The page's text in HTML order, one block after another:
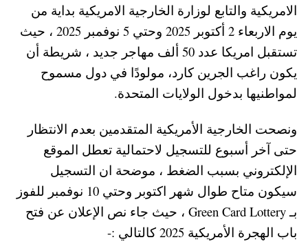
الامريكية والتابع لوزارة الخارجية الامريكية بداية من
يوم الاربعاء 2 أكتوبر 2025 وحتي 5 نوفمبر 2025 ، حيث
تستقبل امريكا عدد 50 ألف مهاجر جديد ، شريطة أن
يكون راغب الجرين كارد، مولودًا في دول مسموح
لمواطنيها بدخول الولايات المتحدة.
ونصحت الخارجية الأمريكية المتقدمين بعدم الانتظار
حتى آخر أسبوع للتسجيل لاحتمالية تعطل الموقع
الإلكتروني بسبب الضغط ، موضحة ان التسجيل
سيكون متاح طوال شهر اكتوبر وحتي 10 نوفمبر للفوز
بـ Green Card Lottery ، حيث جاء نص الإعلان عن فتح
باب الهجرة الأمريكية 2025 كالتالي :-